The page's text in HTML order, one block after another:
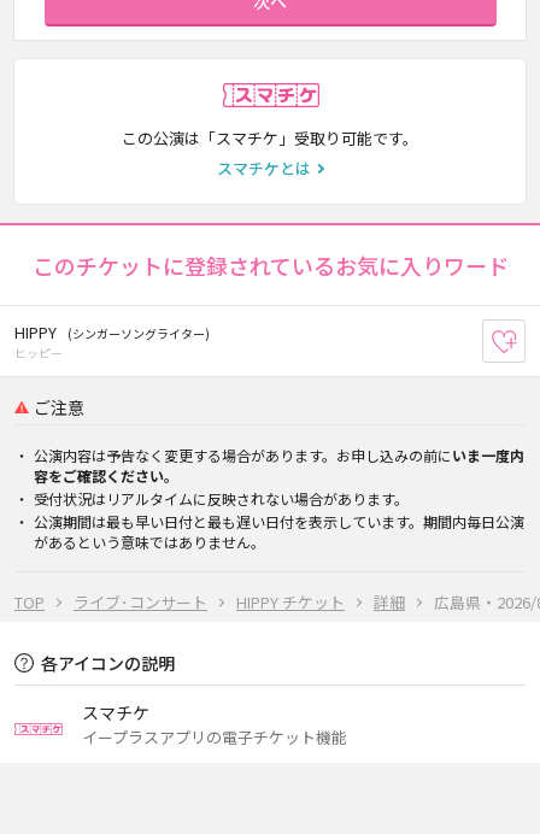
TOP ライブ･コンサート HIPPY チケット 詳細 広島県・
この公演は「スマチケ」受取り可能です。
スマチケとは
このチケットに登録されているお気に入りワード
HIPPY
(シンガーソングライター)
ヒッピー
ご注意
公演内容は予告なく変更する場合があります。お申し込みの前にいま一度内
容をご確認ください。
受付状況はリアルタイムに反映されない場合があります。
公演期間は最も早い日付と最も遅い日付を表示しています。期間内毎日公演
があるという意味ではありません。
各アイコンの説明
スマチケ
イープラスアプリの電子チケット機能